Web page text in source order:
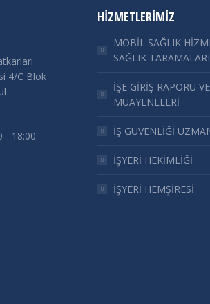
4/C Blok
- 18:00
HIZMETLERIMIZ
MOBİL SAĞLIK
SAĞLIK TARAMALARI
İŞE GİRİŞ RAPORU VE
MUAYENELERİ
İŞ GÜVENLİĞİ
İŞYERİ HEKİMLİĞİ
İŞYERİ HEMŞİRESİ